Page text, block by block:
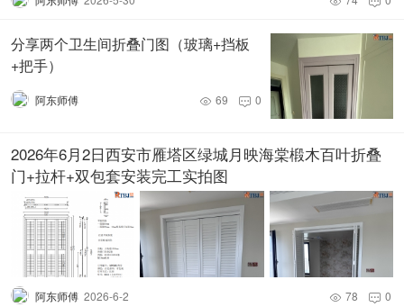
分享两个卫生间折叠门图（玻璃+挡板
+把手）
阿东师傅  0
 69
2026年6月2日西安市雁塔区绿城月映海棠椴木百叶折叠
门+拉杆+双包套安装完工实拍图
阿东师傅 2026-6-2  0
 78